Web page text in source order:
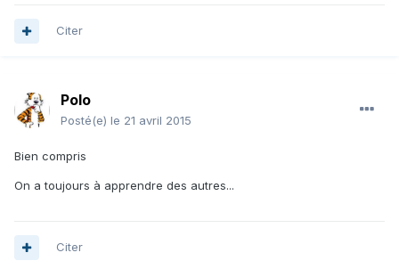
Citer
Polo
Posté(e) le 21 avril 2015
Bien compris
On a toujours à apprendre des autres...
Citer